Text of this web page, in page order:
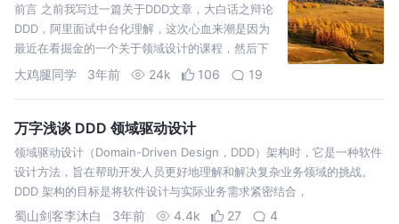
前言 之前我写过一篇关于DDD文章，大白话之辩论
DDD，阿里面试中台化理解，这次心血来潮是因为
最近在看掘金的一个关于领域设计的课程，然后下
面谈谈我读后感，以及在我现实项目里面究竟用到
大鸡腿同学 3年前 24k 106 19
万字浅谈 DDD 领域驱动设计
领域驱动设计（Domain-Driven Design，DDD）架构时，它是一种软件
设计方法，旨在帮助开发人员更好地理解和解决复杂业务领域的挑战。
DDD 架构的目标是将软件设计与实际业务需求紧密结合，
蜀山剑客李沐白 3年前 4.4k 27 4